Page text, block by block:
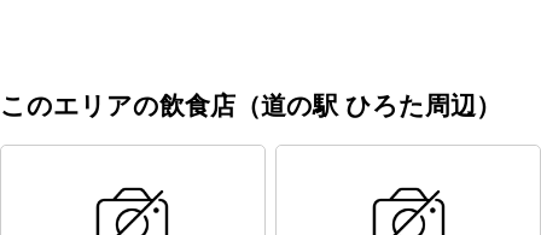
このエリアの飲食店（道の駅 ひろた周辺）